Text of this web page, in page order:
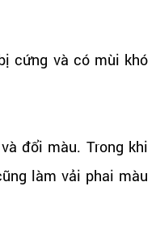
cứng và có mùi khó
đổi màu. Trong khi
làm vải phai màu